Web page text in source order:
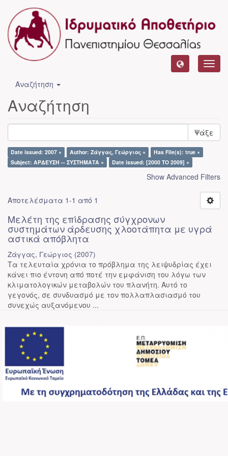
Αναζήτηση
Αναζήτηση
Ψάξε
Date issued: 2007 × Author: Ζάγγας, Γεώργιος ×
Has File(s): true ×
Subject: ΑΡΔΕΥΣΗ -- ΣΥΣΤΗΜΑΤΑ ×
Date issued: [2000 TO 2009] ×
Show Advanced Filters
Αποτελέσματα 1-1 από 1
Μελέτη της επίδρασης σύγχρονων
συστημάτων άρδευσης χλοοτάπητα με υγρά
αστικά απόβλητα
Ζάγγας, Γεώργιος (2007)
Τα τελευταία χρόνια το πρόβλημα της λειψυδρίας έχει
κάνει πιο έντονη από ποτέ την εμφάνιση του λόγω των
κλιματολογικών μεταβολών του πλανήτη. Αυτό το
γεγονός, σε συνδυασμό με τον πολλαπλασιασμό του
συνεχώς αυξανόμενου ...